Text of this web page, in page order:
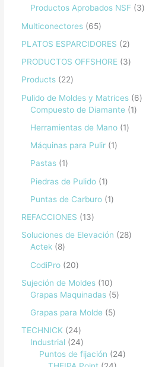
Productos Aprobados NSF
3
Multiconectores
65
PLATOS ESPARCIDORES
2
PRODUCTOS OFFSHORE
3
Products
22
Pulido de Moldes y Matrices
6
Compuesto de Diamante
1
Herramientas de Mano
1
Máquinas para Pulir
1
Pastas
1
Piedras de Pulido
1
Puntas de Carburo
1
REFACCIONES
13
Soluciones de Elevación
28
Actek
8
CodiPro
20
Sujeción de Moldes
10
Grapas Maquinadas
5
Grapas para Molde
5
TECHNICK
24
Industrial
24
Puntos de fijación
24